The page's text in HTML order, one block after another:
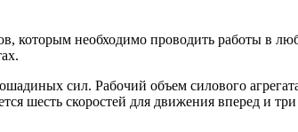
которым необходимо проводить работы в
сил. Рабочий объем силового
шесть скоростей для движения вперед и